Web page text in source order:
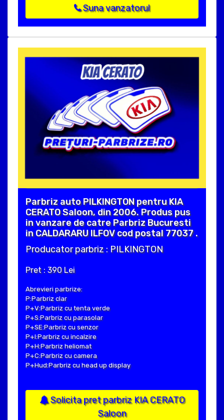
Suna vanzatorul
Parbriz auto PILKINGTON pentru KIA
CERATO Saloon, din 2006. Produs pus
in vanzare de catre Parbriz Bucuresti
in CALDARARU ILFOV cod postal 77037 .
Producator parbriz : PILKINGTON
Pret : 390 Lei
Abrevieri parbrize:
P:Parbriz clar
P+V:Parbriz cu tenta verde
P+S:Parbriz cu parasolar
P+SE:Parbriz cu senzor
P+I:Parbriz cu incalzire
P+H:Parbriz heliomat
P+C:Parbriz cu camera
P+Hud:Parbriz cu head up display
Solicita pret parbriz KIA CERATO
Saloon